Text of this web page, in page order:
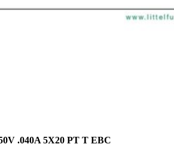
.040A 5X20 PT T EBC